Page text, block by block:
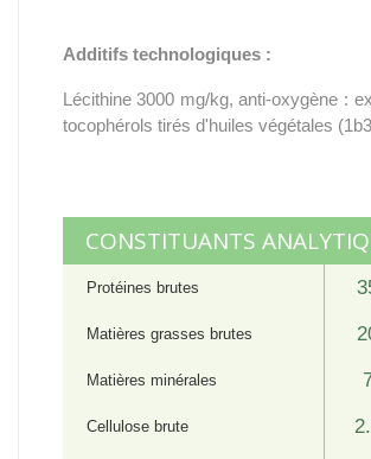
Additifs technologiques :
Lécithine 3000 mg/kg, anti-oxygène :
tocophérols tirés d'huiles végétales
CONSTITUANTS
Protéines brutes
Matières grasses brutes
Matières minérales
Cellulose brute